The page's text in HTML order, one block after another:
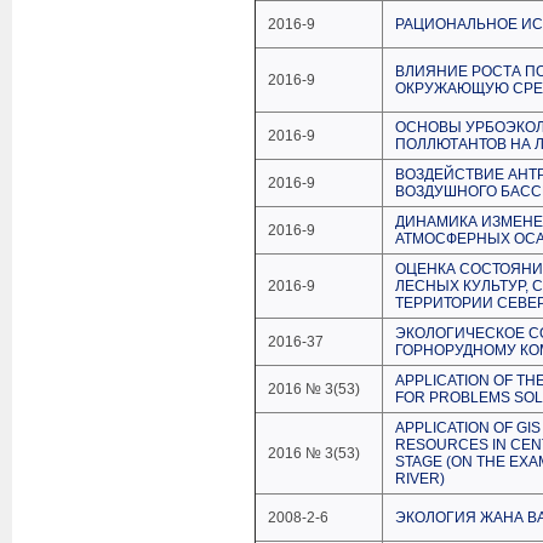
2016-9 РАЦИОНАЛЬНОЕ
2016-9
ВЛИЯНИЕ РОСТА
ОКРУЖАЮЩУЮ
2016-9
ОСНОВЫ
ПОЛЛЮТАНТОВ НА
2016-9
ВОЗДЕЙСТВИЕ
ВОЗДУШНОГО
2016-9
ДИНАМИКА
АТМОСФЕРНЫХ
2016-9
ОЦЕНКА
ЛЕСНЫХ КУЛЬТУР,
ТЕРРИТОРИИ
2016-37
ЭКОЛОГИЧЕСКОЕ
ГОРНОРУДНОМУ
2016 № 3(53)
APPLICATION OF
FOR PROBLEMS
2016 № 3(53)
APPLICATION OF
RESOURCES IN
STAGE (ON THE
RIVER)
2008-2-6 ЭКОЛОГИЯ ЖАНА